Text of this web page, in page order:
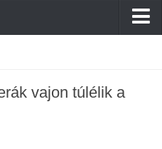
vajon túlélik a